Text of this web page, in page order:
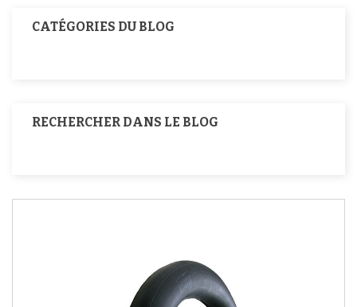
CATÉGORIES DU BLOG
RECHERCHER DANS LE BLOG